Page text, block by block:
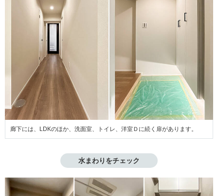
廊下には、LDKのほか、洗面室、トイレ、洋室Ｄに続く扉があります。
水まわりをチェック